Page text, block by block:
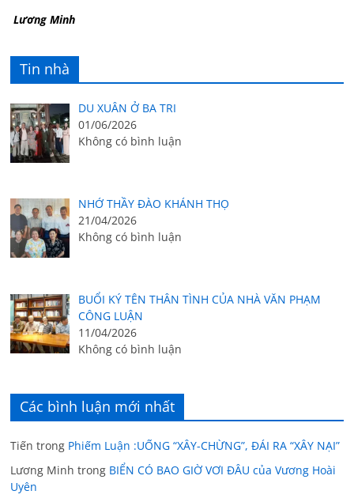
Lương Minh
Tin nhà
DU XUÂN Ở BA TRI
01/06/2026
Không có bình luận
NHỚ THẦY ĐÀO KHÁNH THỌ
21/04/2026
Không có bình luận
BUỔI KÝ TÊN THÂN TÌNH CỦA NHÀ VĂN PHẠM
CÔNG LUẬN
11/04/2026
Không có bình luận
Các bình luận mới nhất
Tiến trong Phiếm Luận :UỐNG “XÂY-CHỪNG”, ĐÁI RA “XÂY NẠI”
Lương Minh trong BIỂN CÓ BAO GIỜ VƠI ĐÂU của Vương Hoài
Uyên